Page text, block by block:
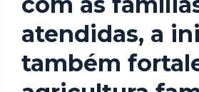
atendidas, a
também